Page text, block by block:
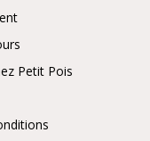
Petit Pois